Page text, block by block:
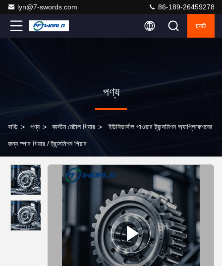
lyn@7-swords.com 86-189-26459278
চ্যাট
পণ্য
বাড়ি > পণ্য > কাস্টম মেটাল গিয়ার > ইউনিভার্সাল পাওয়ার ট্রান্সমিশন অ্যাপ্লিকেশনের
জন্য স্পার গিয়ার / ট্রান্সমিশন গিয়ার